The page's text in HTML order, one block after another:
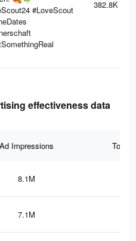
#LoveScout
382.8K
effectiveness data
Ad Impressions Total
8.1M
7.1M